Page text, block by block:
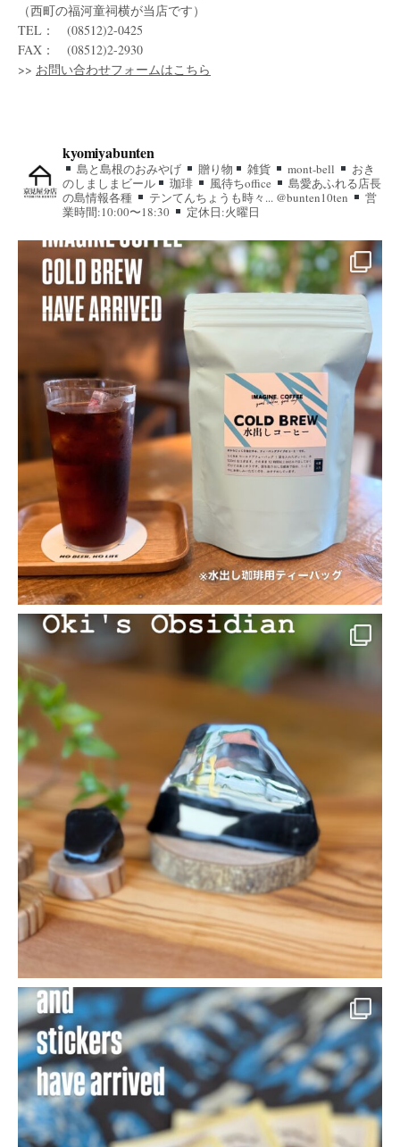
（西町の福河童祠横が当店です）
TEL： (08512)2-0425
FAX： (08512)2-2930
>> お問い合わせフォームはこちら
kyomiyabunten
島と島根のおみやげ 贈り物 雑貨 mont-bell
おき
のしましまビール
珈琲 風待ちoffice
島愛あふれる店長
の島情報各種
テンてんちょうも時々... @bunten10ten
営
業時間:10:00〜18:30
定休日:火曜日